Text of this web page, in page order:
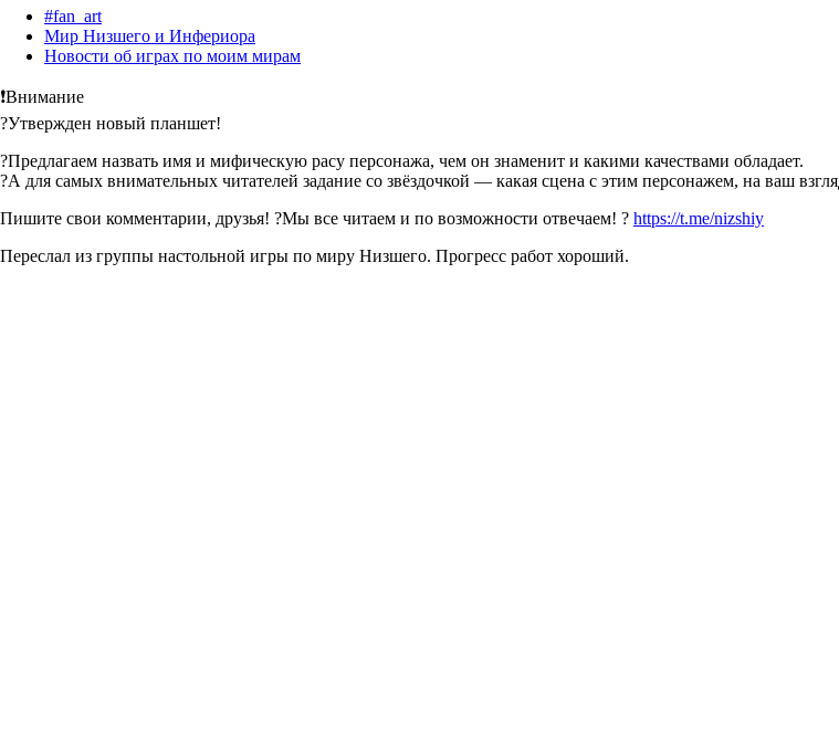
#fan_art
Мир Низшего и Инфериора
Новости об играх по моим мирам
❗Внимание
?Утвержден новый планшет!
?Предлагаем назвать имя и мифическую расу персонажа, чем он знаменит и какими качествами обладает.
?А для самых внимательных читателей задание со звёздочкой — какая сцена с этим персонажем, на ваш
Пишите свои комментарии, друзья! ?Мы все читаем и по возможности отвечаем! ? https://t.me/nizshiy
Переслал из группы настольной игры по миру Низшего. Прогресс работ хороший.